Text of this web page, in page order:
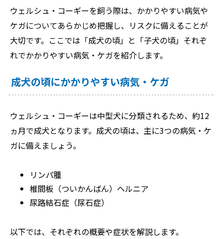
ウェルシュ・コーギーを飼う際は、かかりやすい病気や
ケガについてあらかじめ把握し、リスクに備えることが
大切です。ここでは「成犬の頃」と「子犬の頃」それぞ
れでかかりやすい病気・ケガを紹介します。
成犬の頃にかかりやすい病気・ケガ
ウェルシュ・コーギーは中型犬に分類されるため、約12
ヵ月で成犬となります。成犬の頃は、主に3つの病気・ケ
ガに備えましょう。
リンパ腫
椎間板（ついかんばん）ヘルニア
尿路結石症（尿石症）
以下では、それぞれの概要や症状を解説します。